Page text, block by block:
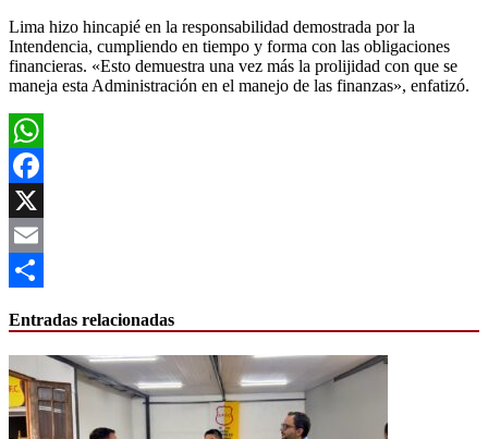
Lima hizo hincapié en la responsabilidad demostrada por la
Intendencia, cumpliendo en tiempo y forma con las obligaciones
financieras. «Esto demuestra una vez más la prolijidad con que se
maneja esta Administración en el manejo de las finanzas», enfatizó.
WhatsApp
Facebook
X
Email
Entradas relacionadas